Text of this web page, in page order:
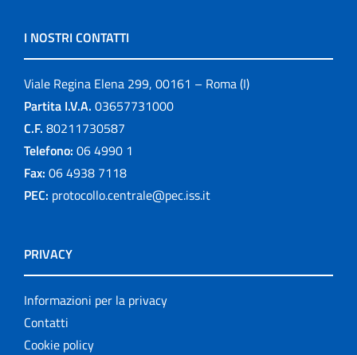
I NOSTRI CONTATTI
Viale Regina Elena 299, 00161 – Roma (I)
Partita I.V.A. 03657731000
C.F. 80211730587
Telefono: 06 4990 1
Fax: 06 4938 7118
PEC: protocollo.centrale@pec.iss.it
PRIVACY
Informazioni per la privacy
Contatti
Cookie policy